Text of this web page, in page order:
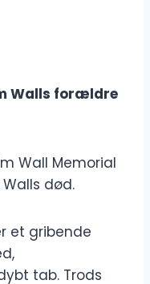
Walls forældre
Wall Memorial
død.
et gribende
tab. Trods